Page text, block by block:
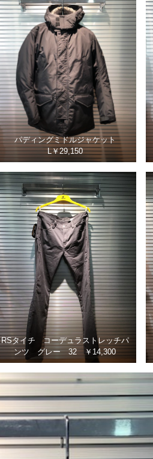
パディングミドルジャケット
L￥29,150
RSタイチ コーデュラストレッチパ
ンツ グレー 32 ￥14,300